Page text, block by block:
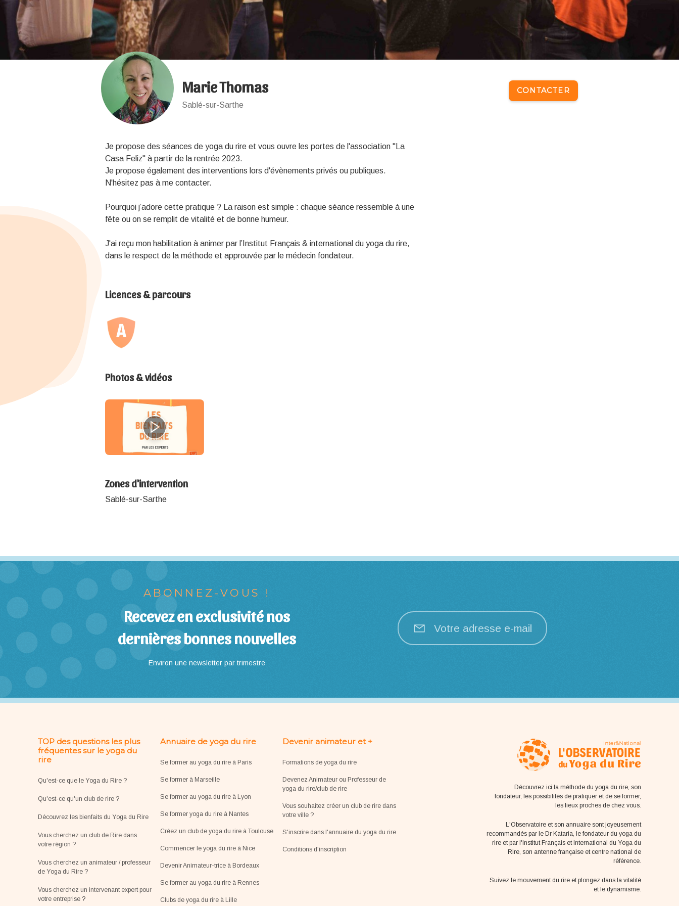
Marie Thomas
Sablé-sur-Sarthe
CONTACTER
Je propose des séances de yoga du rire et vous ouvre les portes de l'association "La
Casa Feliz" à partir de la rentrée 2023.
Je propose également des interventions lors d'évènements privés ou publiques.
N'hésitez pas à me contacter.
Pourquoi j’adore cette pratique ? La raison est simple : chaque séance ressemble à une
fête ou on se remplit de vitalité et de bonne humeur.
J'ai reçu mon habilitation à animer par l’Institut Français & international du yoga du rire,
dans le respect de la méthode et approuvée par le médecin fondateur.
Licences & parcours
Photos & vidéos
Zones d'intervention
Sablé-sur-Sarthe
ABONNEZ-VOUS !
Recevez en exclusivité nos
dernières bonnes nouvelles
Environ une newsletter par trimestre
Votre adresse e-mail
TOP des questions les plus
fréquentes sur le yoga du
rire
Qu'est-ce que le Yoga du Rire ?
Qu'est-ce qu'un club de rire ?
Découvrez les bienfaits du Yoga du Rire
Vous cherchez un club de Rire dans
votre région ?
Vous cherchez un animateur / professeur
de Yoga du Rire ?
Vous cherchez un intervenant expert pour
votre entreprise?
Annuaire de yoga du rire
Se former au yoga du rire à Paris
Se former à Marseille
Se former au yoga du rire à Lyon
Se former yoga du rire à Nantes
Créez un club de yoga du rire à Toulouse
Commencer le yoga du rire à Nice
Devenir Animateur-trice à Bordeaux
Se former au yoga du rire à Rennes
Clubs de yoga du rire à Lille
Devenir animateur et +
Formations de yoga du rire
Devenez Animateur ou Professeur de
yoga du rire/club de rire
Vous souhaitez créer un club de rire dans
votre ville ?
S'inscrire dans l'annuaire du yoga du rire
Conditions d'inscription
Découvrez ici la méthode du yoga du rire, son
fondateur, les possibilités de pratiquer et de se former,
les lieux proches de chez vous.
L'Observatoire et son annuaire sont joyeusement
recommandés par le Dr Kataria, le fondateur du yoga du
rire et par l'Institut Français et International du Yoga du
Rire, son antenne française et centre national de
référence.
Suivez le mouvement du rire et plongez dans la vitalité
et le dynamisme.